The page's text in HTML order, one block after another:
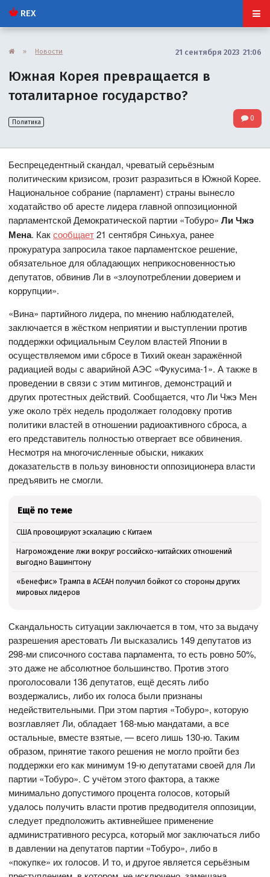
REX
» Новости 21 сентября 2023 21:06
Южная Корея превращается в
тоталитарное государство?
Политика 0
Беспрецедентный скандал, чреватый серьёзным
политическим кризисом, грозит разразиться в Южной Корее.
Национальное собрание (парламент) страны вынесло
ходатайство об аресте лидера главной оппозиционной
парламентской Демократической партии «Тобуро»Ли Чжэ
Мена. Каксообщает21 сентября Синьхуа, ранее
прокуратура запросила такое парламентское решение,
обязательное для обладающих неприкосновенностью
депутатов, обвинив Ли в «злоупотреблении доверием и
коррупции».
«Вина» партийного лидера, по мнению наблюдателей,
заключается в жёстком неприятии и выступлении против
поддержки официальным Сеулом властей Японии в
осуществляемом ими сбросе в Тихий океан заражённой
радиацией воды с аварийной АЭС «Фукусима-1». А также в
проведении в связи с этим митингов, демонстраций и
других протестных действий. Сообщается, что Ли Чжэ Мен
уже около трёх недель продолжает голодовку против
политики властей в отношении радиоактивного сброса, а
его представитель полностью отвергает все обвинения.
Несмотря на многочисленные обыски, никаких
доказательств в пользу виновности оппозиционера власти
предъявить не смогли.
Ещё по теме
США провоцируют эскалацию с Китаем
Нагромождение лжи вокруг российско-китайских отношений
выгодно Вашингтону
«Бенефис» Трампа в АСЕАН получил бойкот со стороны других
мировых лидеров
Скандальность ситуации заключается в том, что за выдачу
разрешения арестовать Ли высказались 149 депутатов из
298-ми списочного состава парламента, то есть ровно 50%,
это даже не абсолютное большинство. Против этого
проголосовали 136 депутатов, ещё десять либо
воздержались, либо их голоса были признаны
недействительными. При этом партия «Тобуро», которую
возглавляет Ли, обладает 168-мью мандатами, а все
остальные, вместе взятые, — всего лишь 130-ю. Таким
образом, принятие такого решения не могло пройти без
поддержки его как минимум 19-ю депутатами своей для Ли
партии «Тобуро». С учётом этого фактора, а также
минимально допустимого процента голосов, который
удалось получить власти против предводителя оппозиции,
следует предположить активнейшее применение
административного ресурса, который мог заключаться либо
в давлении на депутатов партии «Тобуро», либо в
«покупке» их голосов. И то, и другое является серьёзным